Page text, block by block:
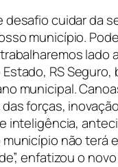
desafio cuidar da
município.
lado
RS Seguro,
municipal.
forças, inovação
inteligência,
não terá
enfatizou o